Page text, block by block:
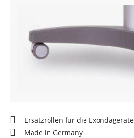
Ersatzrollen für die Exondageräte
Made in Germany